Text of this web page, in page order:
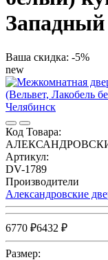
Ваша скидка: -5%
new
Код Товара:
Артикул:
DV-1789
Производители
Александровские
6770 ₽6432 ₽
Размер: